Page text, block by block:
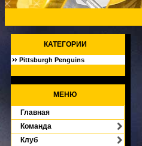
КАТЕГОРИИ
Pittsburgh Penguins
МЕНЮ
Главная
Команда
Клуб